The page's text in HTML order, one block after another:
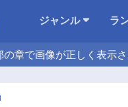
ジャンル ラ
の章で画像が正しく表示